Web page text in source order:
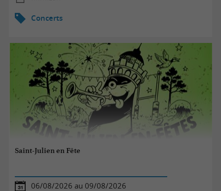
Concerts
Saint-Julien en Fête
06/08/2026 au 09/08/2026